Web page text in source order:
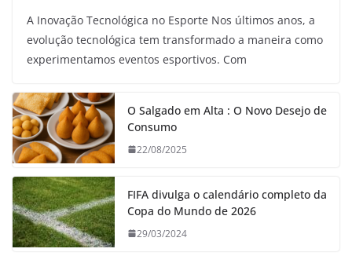
A Inovação Tecnológica no Esporte Nos últimos anos, a
evolução tecnológica tem transformado a maneira como
experimentamos eventos esportivos. Com
O Salgado em Alta : O Novo Desejo de
Consumo
22/08/2025
FIFA divulga o calendário completo da
Copa do Mundo de 2026
29/03/2024